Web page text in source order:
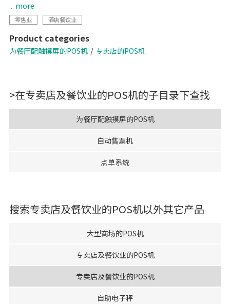
Modernise your business with the latest DIGI technologies
designed to streamline your operational needs.
• Configurable operation menu and table management
• Compatible for quick serve and dine-in application
... more
零售业 酒店餐饮业
Product categories
为餐厅配触摸屏的POS机 专卖店的POS机
>在专卖店及餐饮业的POS机的子目录下查找
为餐厅配触摸屏的POS机
自动售票机
点单系统
搜索专卖店及餐饮业的POS机以外其它产品
大型商场的POS机
专卖店及餐饮业的POS机
专卖店及餐饮业的POS机
自助电子秤